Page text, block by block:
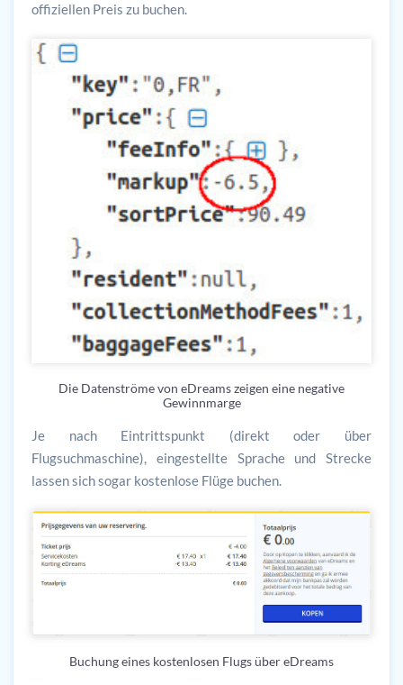
offiziellen Preis zu buchen.
Die Datenströme von eDreams zeigen eine negative
Gewinnmarge
Je nach Eintrittspunkt (direkt oder über
Flugsuchmaschine), eingestellte Sprache und Strecke
lassen sich sogar kostenlose Flüge buchen.
Buchung eines kostenlosen Flugs über eDreams